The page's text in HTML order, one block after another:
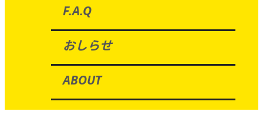
F.A.Q
おしらせ
ABOUT